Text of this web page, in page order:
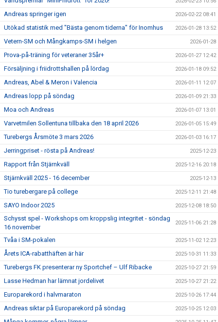
Andreas springer igen 2026-02-22 08:41
Utökad statistik med "Bästa genom tiderna" för Inomhus 2026-01-28 13:52
Vetern-SM och Mångkamps-SM i helgen 2026-01-28
Prova-på-träning för veteraner 35år+ 2026-01-27 12:42
Försäljning i friidrottshallen på lördag 2026-01-18 09:52
Andreas, Abel & Meron i Valencia 2026-01-11 12:07
Andreas lopp på söndag 2026-01-09 21:33
Moa och Andreas 2026-01-07 13:01
Varvetmilen Sollentuna tillbaka den 18 april 2026 2026-01-05 15:49
Turebergs Årsmöte 3 mars 2026 2026-01-03 16:17
Jerringpriset - rösta på Andreas! 2025-12-23
Rapport från Stjärnkväll 2025-12-16 20:18
Stjärnkväll 2025 - 16 december 2025-12-13
Tio turebergare på college 2025-12-11 21:48
SAYO Indoor 2025 2025-12-08 18:50
Schysst spel - Workshops om kroppslig integritet - söndag
16 november
2025-11-06 21:28
Tvåa i SM-pokalen 2025-11-02 12:23
Årets ICA-rabatthäften är här 2025-10-31 11:33
Turebergs FK presenterar ny Sportchef – Ulf Ribacke 2025-10-27 21:59
Lasse Hedman har lämnat jordelivet 2025-10-27 21:22
Europarekord i halvmaraton 2025-10-26 17:44
Andreas siktar på Europarekord på söndag 2025-10-25 12:03